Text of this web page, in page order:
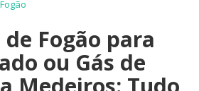
Fogão para
ou Gás de